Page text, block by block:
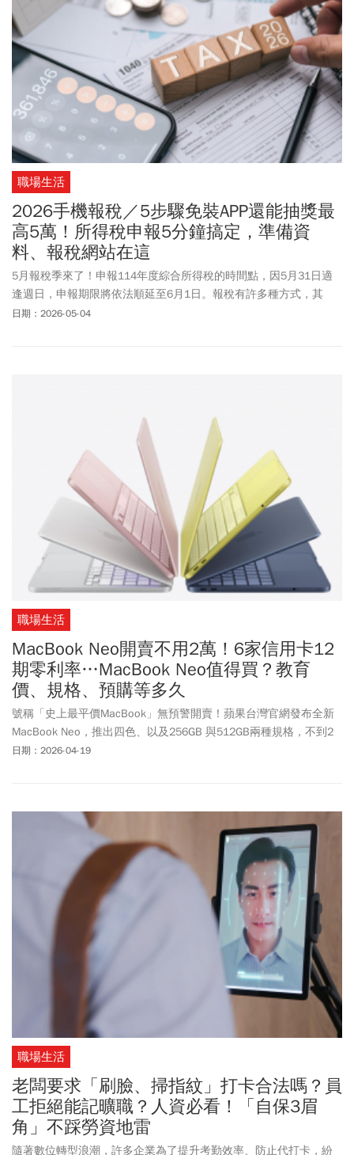
職場生活
2026手機報稅／5步驟免裝APP還能抽獎最
高5萬！所得稅申報5分鐘搞定，準備資
料、報稅網站在這
5月報稅季來了！申報114年度綜合所得稅的時間點，因5月31日適
逢週日，申報期限將依法順延至6月1日。報稅有許多種方式，其
中，手機報稅重點在「免APP、隨時隨地幾分鐘就完成」，可說是最
名額高達19586名。針對廣大上班族和小資族群，《今周刊》整理最
新的手機報稅流程、與申報的注意事項，幫助你在報稅季輕鬆省荷
日期：2026-05-04
職場生活
MacBook Neo開賣不用2萬！6家信用卡12
期零利率…MacBook Neo值得買？教育
價、規格、預購等多久
號稱「史上最平價MacBook」無預警開賣！蘋果台灣官網發布全新
MacBook Neo，推出四色、以及256GB 與512GB兩種規格，不到2
萬元的超低入手門檻，主打學生族群與辦公文書市場。根據蘋果官
日期：2026-04-19
職場生活
老闆要求「刷臉、掃指紋」打卡合法嗎？員
工拒絕能記曠職？人資必看！「自保3眉
角」不踩勞資地雷
隨著數位轉型浪潮，許多企業為了提升考勤效率、防止代打卡，紛